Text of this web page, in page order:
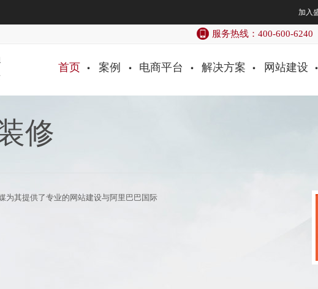
加入
服务热线：400-600-6240
首页 案例 电商平台 解决方案 网站建设
修
为其提供了专业的网站建设与阿里巴巴国际